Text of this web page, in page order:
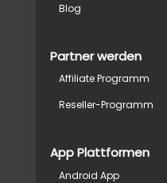
Blog
Partner werden
Affiliate Programm
Reseller-Programm
App Plattformen
Android App